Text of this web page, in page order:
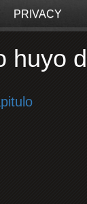
PRIVACY
huyo